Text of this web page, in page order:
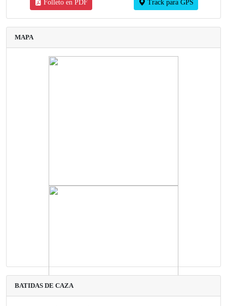
Folleto en PDF Track para GPS
MAPA
BATIDAS DE CAZA